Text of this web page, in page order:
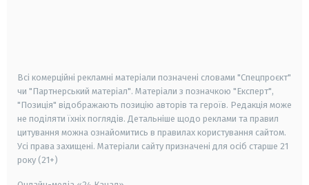
Всі комерційні рекламні матеріали позначені словами "Спецпроєкт"
чи "Партнерський матеріал". Матеріали з позначкою "Експерт",
"Позиція" відображають позицію авторів та героїв. Редакція може
не поділяти їхніх поглядів. Детальніше щодо реклами та правил
цитування можна ознайомитись в правилах користування сайтом.
Усі права захищені. Матеріали сайту призначені для осіб старше 21
року (21+)